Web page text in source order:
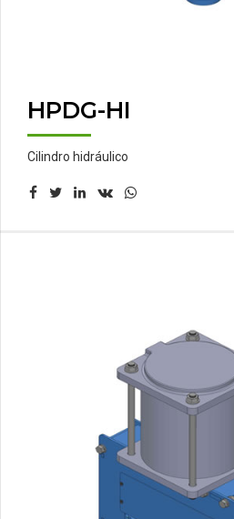
HPDG-HI
Cilindro hidráulico